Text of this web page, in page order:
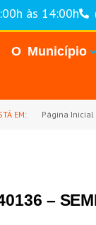
às 14:00h
O Município
EM: Página Inicial
–